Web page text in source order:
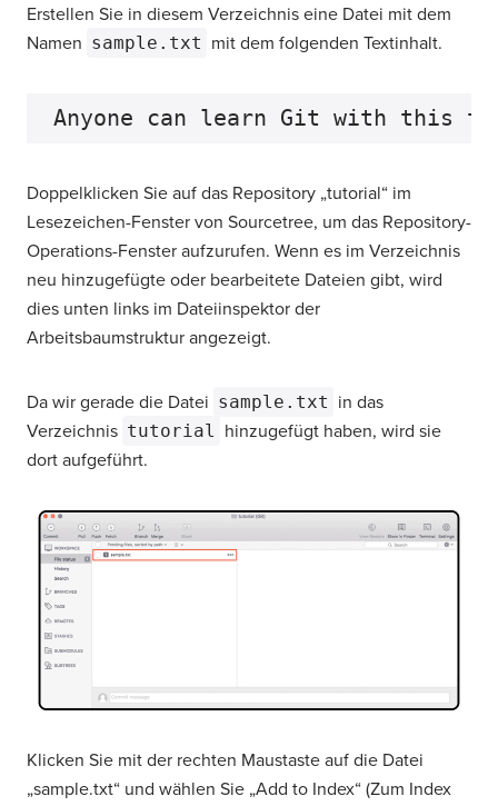
Erstellen Sie in diesem Verzeichnis eine Datei mit dem
Namen sample.txt mit dem folgenden Textinhalt.
Doppelklicken Sie auf das Repository „tutorial“ im
Lesezeichen-Fenster von Sourcetree, um das Repository-
Operations-Fenster aufzurufen. Wenn es im Verzeichnis
neu hinzugefügte oder bearbeitete Dateien gibt, wird
dies unten links im Dateiinspektor der
Arbeitsbaumstruktur angezeigt.
Da wir gerade die Datei sample.txt in das
Verzeichnis tutorial hinzugefügt haben, wird sie
dort aufgeführt.
Klicken Sie mit der rechten Maustaste auf die Datei
„sample.txt“ und wählen Sie „Add to Index“ (Zum Index